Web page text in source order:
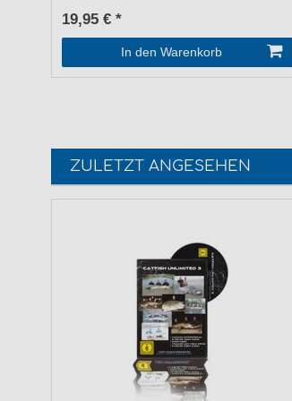
19,95 € *
In den Warenkorb
ZULETZT ANGESEHEN